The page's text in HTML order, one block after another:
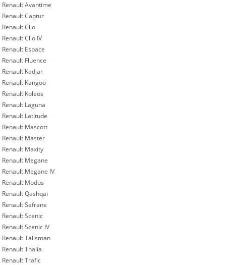
Renault Avantime
Renault Captur
Renault Clio
Renault Clio IV
Renault Espace
Renault Fluence
Renault Kadjar
Renault Kangoo
Renault Koleos
Renault Laguna
Renault Latitude
Renault Mascott
Renault Master
Renault Maxity
Renault Megane
Renault Megane IV
Renault Modus
Renault Qashqai
Renault Safrane
Renault Scenic
Renault Scenic IV
Renault Talisman
Renault Thalia
Renault Trafic